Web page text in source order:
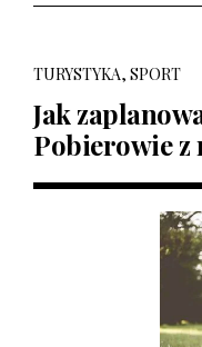
TURYSTYKA, SPORT
Jak
Pobierowie z